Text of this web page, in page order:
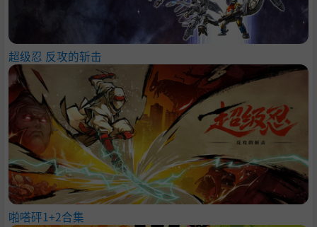
超级忍 反攻的斩击
啪嗒砰1+2合集